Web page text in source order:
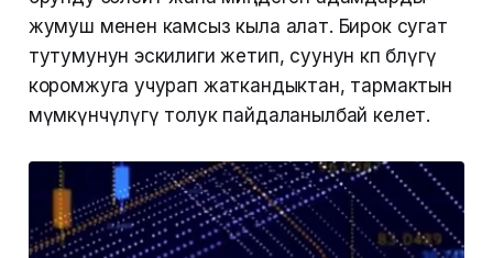
жумуш менен камсыз кыла алат. Бирок сугат
тутумунун эскилиги жетип, суунун көп бөлүгү
коромжуга учурап жаткандыктан, тармактын
мүмкүнчүлүгү толук пайдаланылбай келет.